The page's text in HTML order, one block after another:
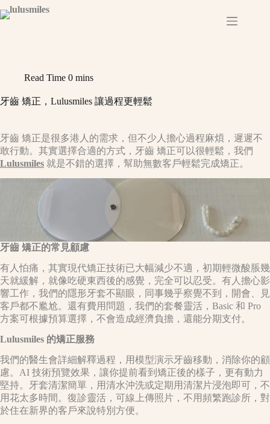
Skip
to
Read Time 0 mins
牙齒 矯正，Lulusmiles 讓過程更輕鬆
牙齒 矯正是很多港人的需求，但不少人擔心過程麻煩，遲遲不
敢行動。其實選擇合適的方式，牙齒 矯正可以很輕鬆，我們
Lulusmiles 就是不錯的選擇，幫助無數客戶輕鬆完成矯正。​
牙齒 矯正的常見顧慮​
有人怕痛，其實現代矯正技術已大幅減少不適，初期輕微酸脹幾
天就緩解，就像吃硬東西後的感覺，完全可以忍受。有人擔心影
響工作，我們的隱形牙套不顯眼，同事幾乎察覺不到，開會、見
客戶都不尷尬。還有費用問題，我們的套餐靈活，Basic 和 Pro
方案可根據預算選擇，不會造成經濟負擔，還能分期支付。​
Lulusmiles 的矯正服務​
我們的醫生會詳細解釋過程，用模型演示牙齒移動，消除你的顧
慮。AI 技術預覽效果，讓你提前看到矯正後的樣子，更有動力
堅持。牙套清潔簡單，用清水沖洗或定期用清潔片浸泡即可，不
用花太多時間。復診靈活，可線上傳照片，不用頻繁跑診所，對
於住在新界的客戶來說特別方便。​